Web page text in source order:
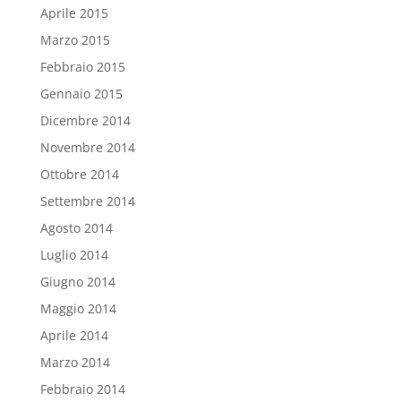
Aprile 2015
Marzo 2015
Febbraio 2015
Gennaio 2015
Dicembre 2014
Novembre 2014
Ottobre 2014
Settembre 2014
Agosto 2014
Luglio 2014
Giugno 2014
Maggio 2014
Aprile 2014
Marzo 2014
Febbraio 2014